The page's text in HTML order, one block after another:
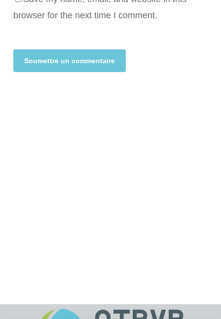
browser for the next time I comment.